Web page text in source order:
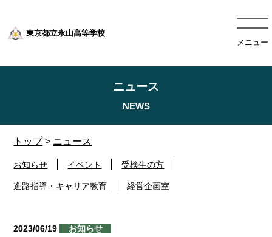
東京都立永山高等学校
メニュー
トップ> ニュース
ニュース
お知らせ イベント 受検生の方
進路指導・キャリア教育 経営企画室
2023/06/19 お知らせ